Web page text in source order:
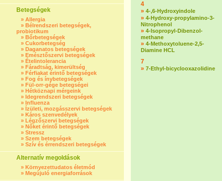
Betegségek
» Allergia
» Bélrendszeri betegségek,
probiotikum
» Bőrbetegségek
» Cukorbetegség
» Daganatos betegségek
» Emésztőszervi betegségek
» Ételintolerancia
» Fáradtság, kimerültség
» Férfiakat érintő betegségek
» Fog és ínybetegségek
» Fül-orr-gége betegségei
» Hétköznapi mérgeink
» Idegrendszeri betegségek
» Influenza
» Ízületi, mozgásszervi betegségek
» Káros szenvedélyek
» Légzőszervi betegségek
» Nőket érintő betegségek
» Stressz
» Szem betegségek
» Szív és érrendszeri betegségek
Alternatív megoldások
» Környezettudatos életmód
» Megújuló energiaforrások
4
» 4-,6-Hydroxyindole
» 4-Hydroxy-propylamino-3-
Nitrophenol
» 4-Isopropyl-Dibenzol-
methane
» 4-Methoxytoluene-2,5-
Diamine HCL
7
» 7-Ethyl-bicyclooxazolidine